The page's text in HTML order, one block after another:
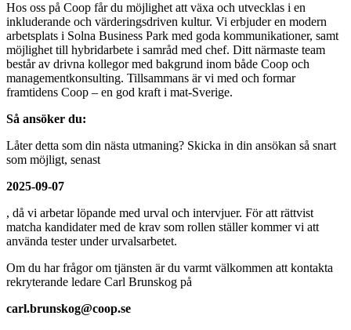
Hos oss på Coop får du möjlighet att växa och utvecklas i en
inkluderande och värderingsdriven kultur. Vi erbjuder en modern
arbetsplats i Solna Business Park med goda kommunikationer, samt
möjlighet till hybridarbete i samråd med chef. Ditt närmaste team
består av drivna kollegor med bakgrund inom både Coop och
managementkonsulting. Tillsammans är vi med och formar
framtidens Coop – en god kraft i mat-Sverige.
Så ansöker du:
Låter detta som din nästa utmaning? Skicka in din ansökan så snart
som möjligt, senast
2025-09-07
, då vi arbetar löpande med urval och intervjuer. För att rättvist
matcha kandidater med de krav som rollen ställer kommer vi att
använda tester under urvalsarbetet.
Om du har frågor om tjänsten är du varmt välkommen att kontakta
rekryterande ledare Carl Brunskog på
carl.brunskog@coop.se